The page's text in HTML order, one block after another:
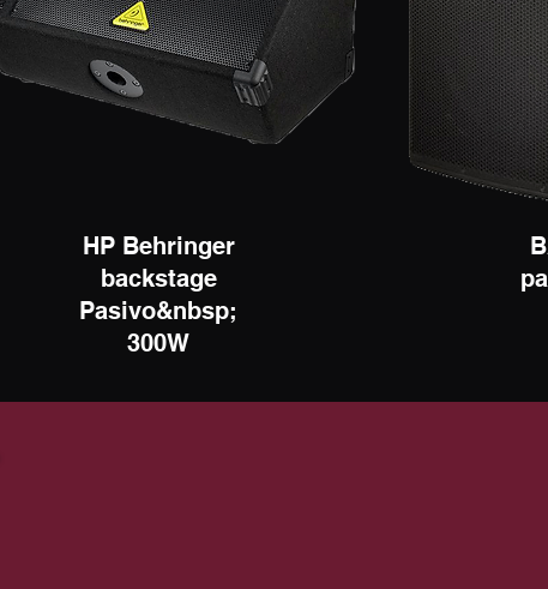
HP Behringer
backstage
Pasivo&nbsp;
300W